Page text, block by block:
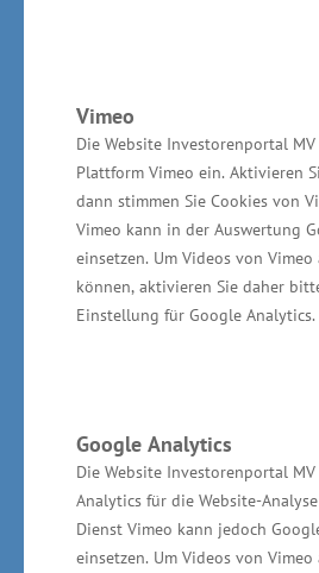
Vimeo
Die Website Investorenportal
Plattform Vimeo ein. Aktivieren
dann stimmen Sie Cookies von
Vimeo kann in der Auswertung
einsetzen. Um Videos von Vimeo
können, aktivieren Sie daher
Einstellung für Google Analytics.
Google Analytics
Die Website Investorenportal
Analytics für die Website-
Dienst Vimeo kann jedoch
einsetzen. Um Videos von Vimeo
Die Gesamtinvestition des
Wirtschaftsministerium
der Gemeinschaftsaufgabe
regionalen
von rund 5,7 Millionen Euro.
Wassertourismus in
350
Sportboothäfen mit 14.000
Küste und 7.725
Der Wassertourismus im